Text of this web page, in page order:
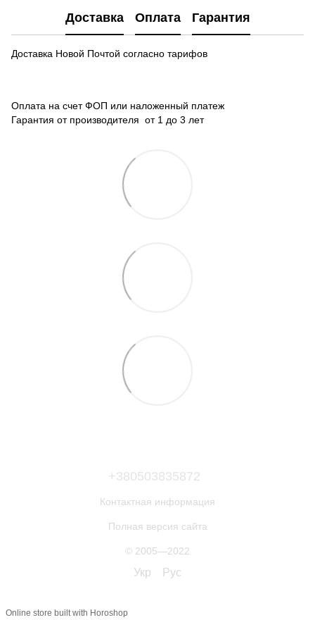
Доставка Оплата Гарантия
Доставка Новой Почтой согласно тарифов
Оплата на счет ФОП или наложенный платеж
Гарантия от производителя от 1 до 3 лет
+380503835872
Контактная информация
Полная версия сайта
© 2005—2022
Укр Рус
Online store built with Horoshop